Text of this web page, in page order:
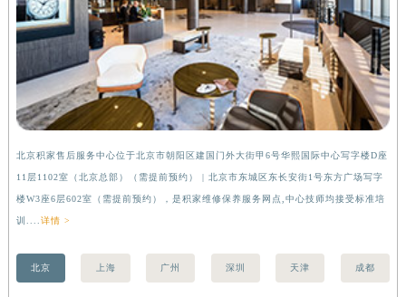
山西省朔州市朔城区怡西路与鄯阳西街交汇处积家售后服务中心（需提前预约）
山西省忻州市忻府区和平东街与七一南路交叉口积家售后服务中心（需提前预约）
山西省阳泉市郊区平阳东街与新城大道交叉口积家售后服务中心（需提前预约）
山西省运城市盐湖区河东街积家售后服务中心（需提前预约）
山西省长治市潞州区英雄中路积家售后服务中心（需提前预约）
山西省太原市迎泽区迎泽街道解放路15号亨得利名表维修授权店3楼积家售后服务中心（需提前预约）
天津市和平区赤峰道136号天津国际金融中心26层2603室积家售后服务中心（需提前预约）
安徽省安庆市迎江区人民路积家售后服务中心（需提前预约）
安徽省亳州市谯城区魏武大道积家售后服务中心（需提前预约）
安徽省池州市贵池区长江路积家售后服务中心（需提前预约）
北京积家售后服务中心位于北京市朝阳区建国门外大街甲6号华熙国际中心写字楼D座
11层1102室（北京总部）（需提前预约） | 北京市东城区东长安街1号东方广场写字
楼W3座6层602室（需提前预约），是积家维修保养服务网点,中心技师均接受标准培
训.... 详情 >
北京 上海 广州 深圳 天津 成都